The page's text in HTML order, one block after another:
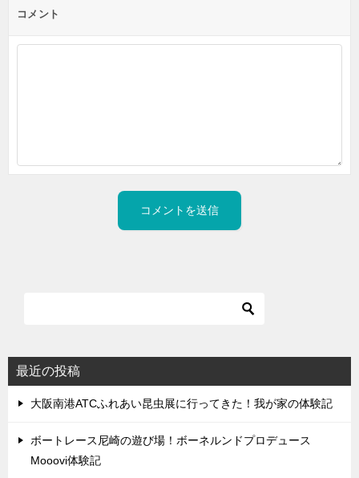
コメント
最近の投稿
大阪南港ATCふれあい昆虫展に行ってきた！我が家の体験記
ボートレース尼崎の遊び場！ボーネルンドプロデュース
Mooovi体験記